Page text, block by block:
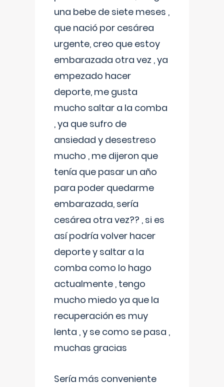
una bebe de siete meses ,
que nació por cesárea
urgente, creo que estoy
embarazada otra vez , ya
empezado hacer
deporte, me gusta
mucho saltar a la comba
, ya que sufro de
ansiedad y desestreso
mucho , me dijeron que
tenía que pasar un año
para poder quedarme
embarazada, sería
cesárea otra vez?? , si es
así podría volver hacer
deporte y saltar a la
comba como lo hago
actualmente , tengo
mucho miedo ya que la
recuperación es muy
lenta , y se como se pasa ,
muchas gracias
Sería más conveniente